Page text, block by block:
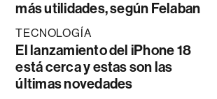
más utilidades, según Felaban
TECNOLOGÍA
El lanzamiento del iPhone 18
está cerca y estas son las
últimas novedades